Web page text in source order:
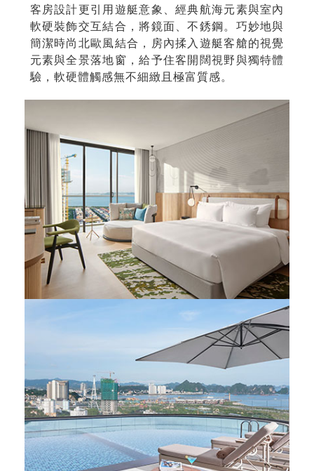
客房設計更引用遊艇意象、經典航海元素與室內
軟硬裝飾交互結合，將鏡面、不銹鋼。巧妙地與
簡潔時尚北歐風結合，房內揉入遊艇客艙的視覺
元素與全景落地窗，給予住客開闊視野與獨特體
驗，軟硬體觸感無不細緻且極富質感。